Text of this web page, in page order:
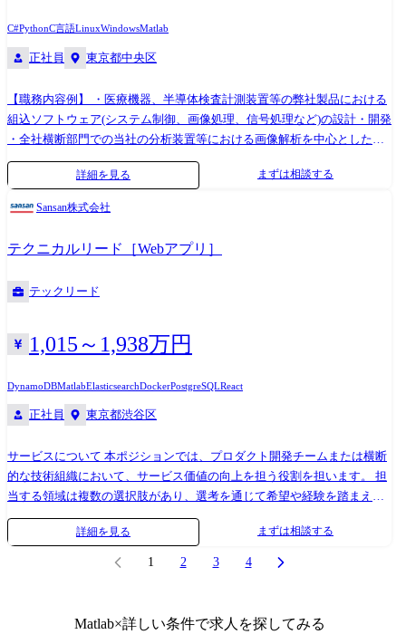
C#PythonC言語LinuxWindowsMatlab
正社員 東京都中央区
【職務内容例】 ・医療機器、半導体検査計測装置等の弊社製品における
組込ソフトウェア(システム制御、画像処理、信号処理など)の設計・開発
・全社横断部門での当社の分析装置等における画像解析を中心としたAI
の開発、およびそれを活用したソリューションの開発業務 ・ロボットシ
ステム技術と関連ソフトウェアの開発(開発環境:ROS) ●変更の範囲:会社
クとは】 当社は安定的な経営基盤を誇る日立グループの中でもメーカー
と商社の機能を併せ持つ稀有な企業であり、製造、販売、サービスまで
を一貫して手掛けることであらゆる顧客ニーズに応えられる強みを有し
ています。「見る・測る・分析する」のコア技術を基盤に、医用・バイ
製造装置、先端産業や社会インフラのソリューション事業等、最先端分
野でリーディングカンパニーとして事業を展開しています。 “知る力
詳細を見る まずは相談する
Sansan株式会社
テクニカルリード［Webアプリ］
テックリード
1,015～1,938万円
DynamoDBMatlabElasticsearchDockerPostgreSQLReact
正社員 東京都渋谷区
サービスについて 本ポジションでは、プロダクト開発チームまたは横断
的な技術組織において、サービス価値の向上を担う役割を担います。 担
当する領域は複数の選択肢があり、選考を通じて希望や経験を踏まえ、
最適なチーム・領域を提案します。希望があれば、応募時にお知らせく
を一元管理して全社で共有できるようにすることで、売上拡大とコスト
算、債権管理といった、さまざまな業務領域の課題を解決する、経理AX
サービス ・Contract One:契約書をはじめとする取引書類をデータ化し、
詳細を見る まずは相談する
1 2 3 4
Matlab×詳しい条件で求人を探してみる